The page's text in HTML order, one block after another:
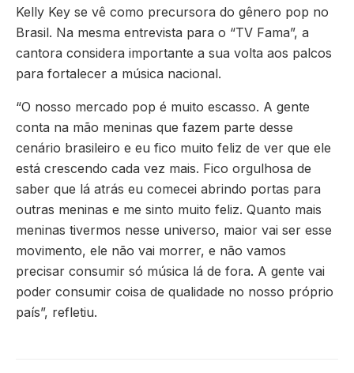
Kelly Key se vê como precursora do gênero pop no
Brasil. Na mesma entrevista para o “TV Fama”, a
cantora considera importante a sua volta aos palcos
para fortalecer a música nacional.
“O nosso mercado pop é muito escasso. A gente
conta na mão meninas que fazem parte desse
cenário brasileiro e eu fico muito feliz de ver que ele
está crescendo cada vez mais. Fico orgulhosa de
saber que lá atrás eu comecei abrindo portas para
outras meninas e me sinto muito feliz. Quanto mais
meninas tivermos nesse universo, maior vai ser esse
movimento, ele não vai morrer, e não vamos
precisar consumir só música lá de fora. A gente vai
poder consumir coisa de qualidade no nosso próprio
país”, refletiu.